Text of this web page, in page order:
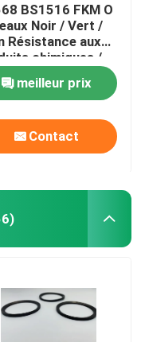
BS1516 FKM O
Noir / Vert /
Résistance aux
chimiques /
Résistance aux
meilleur prix
Contact